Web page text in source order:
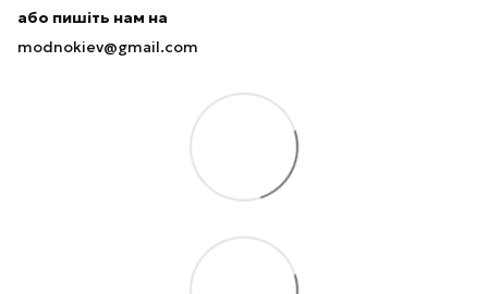
або пишіть нам на
modnokiev@gmail.com